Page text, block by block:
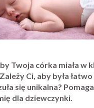
Twoja córka miała w
Ci, aby była
się unikalna?
dla dziewczynki.